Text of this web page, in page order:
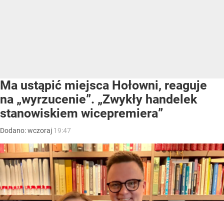
Ma ustąpić miejsca Hołowni, reaguje
na „wyrzucenie”. „Zwykły handelek
stanowiskiem wicepremiera”
Dodano:wczoraj 19:47